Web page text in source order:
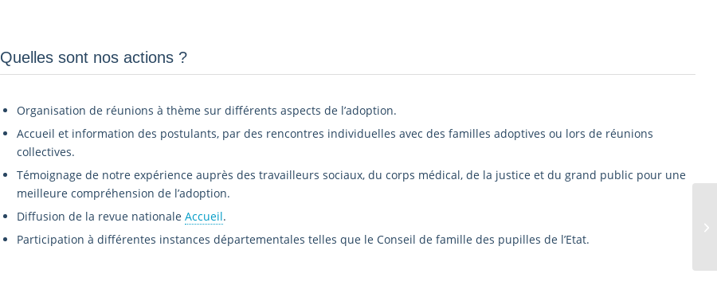
Quelles sont nos actions ?
Organisation de réunions à thème sur différents aspects de l’adoption.
Accueil et information des postulants, par des rencontres individuelles avec des familles adoptives ou lors de réunions
collectives.
Témoignage de notre expérience auprès des travailleurs sociaux, du corps médical, de la justice et du grand public pour une
meilleure compréhension de l’adoption.
Diffusion de la revue nationale Accueil.
Participation à différentes instances départementales telles que le Conseil de famille des pupilles de l’Etat.